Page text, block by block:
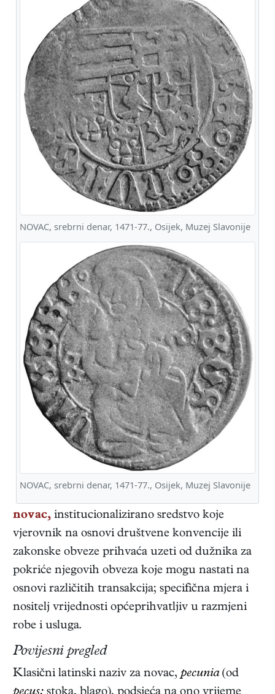
NOVAC, srebrni denar, 1471-77., Osijek, Muzej Slavonije
NOVAC, srebrni denar, 1471-77., Osijek, Muzej Slavonije
novac, institucionalizirano sredstvo koje
vjerovnik na osnovi društvene konvencije ili
zakonske obveze prihvaća uzeti od dužnika za
pokriće njegovih obveza koje mogu nastati na
osnovi različitih transakcija; specifična mjera i
nositelj vrijednosti općeprihvatljiv u razmjeni
robe i usluga.
Povijesni pregled
Klasični latinski naziv za novac, pecunia(od